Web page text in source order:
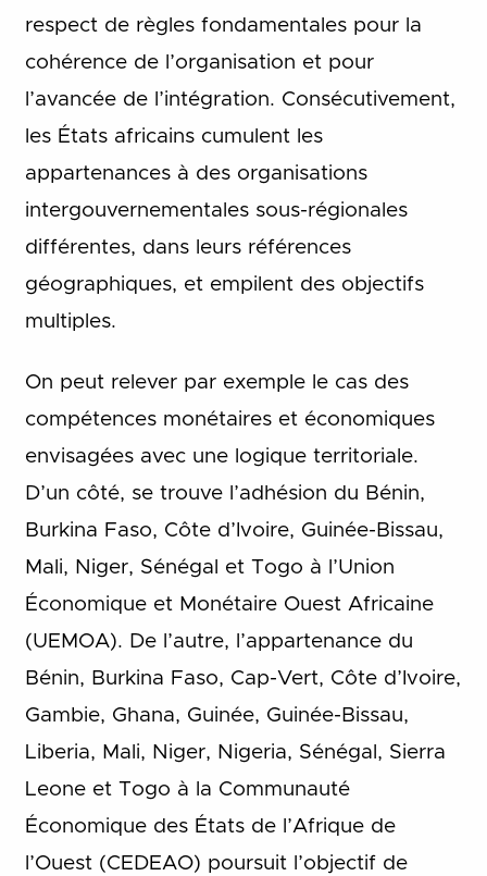
respect de règles fondamentales pour la
cohérence de l’organisation et pour
l’avancée de l’intégration. Consécutivement,
les États africains cumulent les
appartenances à des organisations
intergouvernementales sous-régionales
différentes, dans leurs références
géographiques, et empilent des objectifs
multiples.
On peut relever par exemple le cas des
compétences monétaires et économiques
envisagées avec une logique territoriale.
D’un côté, se trouve l’adhésion du Bénin,
Burkina Faso, Côte d’Ivoire, Guinée-Bissau,
Mali, Niger, Sénégal et Togo à l’Union
Économique et Monétaire Ouest Africaine
(UEMOA). De l’autre, l’appartenance du
Bénin, Burkina Faso, Cap-Vert, Côte d’Ivoire,
Gambie, Ghana, Guinée, Guinée-Bissau,
Liberia, Mali, Niger, Nigeria, Sénégal, Sierra
Leone et Togo à la Communauté
Économique des États de l’Afrique de
l’Ouest (CEDEAO) poursuit l’objectif de